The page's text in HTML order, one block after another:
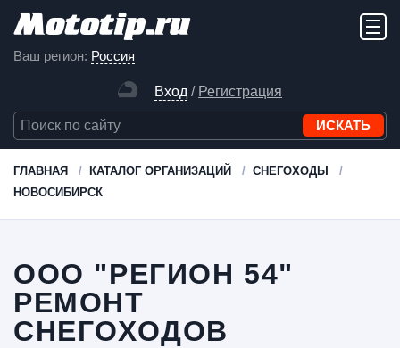
Ваш регион: Россия
Вход / Регистрация
ГЛАВНАЯ КАТАЛОГ ОРГАНИЗАЦИЙ
СНЕГОХОДЫ
НОВОСИБИРСК
ООО "РЕГИОН 54"
РЕМОНТ
СНЕГОХОДОВ